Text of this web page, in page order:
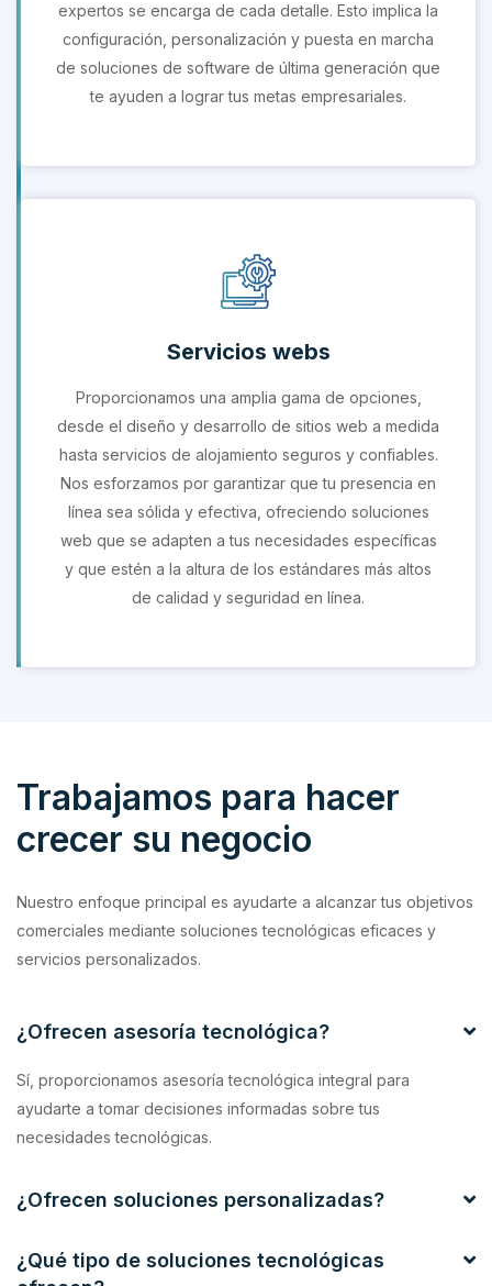
expertos se encarga de cada detalle. Esto implica la
configuración, personalización y puesta en marcha
de soluciones de software de última generación que
te ayuden a lograr tus metas empresariales.
Servicios webs
Proporcionamos una amplia gama de opciones,
desde el diseño y desarrollo de sitios web a medida
hasta servicios de alojamiento seguros y confiables.
Nos esforzamos por garantizar que tu presencia en
línea sea sólida y efectiva, ofreciendo soluciones
web que se adapten a tus necesidades específicas
y que estén a la altura de los estándares más altos
de calidad y seguridad en línea.
Trabajamos para hacer
crecer su negocio
Nuestro enfoque principal es ayudarte a alcanzar tus objetivos
comerciales mediante soluciones tecnológicas eficaces y
servicios personalizados.
¿Ofrecen asesoría tecnológica?
Sí, proporcionamos asesoría tecnológica integral para
ayudarte a tomar decisiones informadas sobre tus
necesidades tecnológicas.
¿Ofrecen soluciones personalizadas?
¿Qué tipo de soluciones tecnológicas